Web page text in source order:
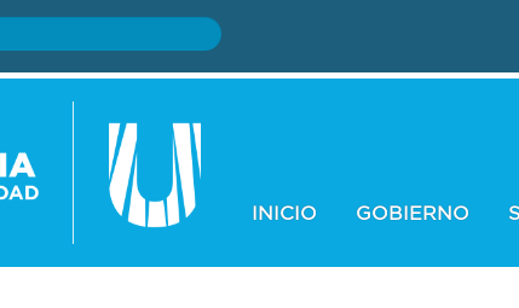
INICIO GOBIERNO